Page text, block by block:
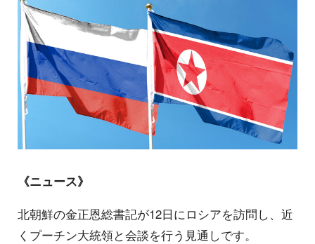
《ニュース》
北朝鮮の金正恩総書記が12日にロシアを訪問し、近
くプーチン大統領と会談を行う見通しです。